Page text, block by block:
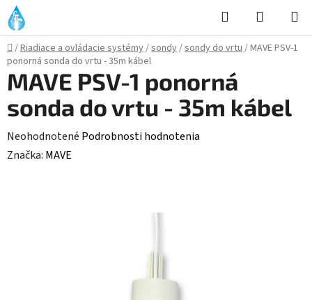
Prejsť
na
obsah
Hľadať
KOŠÍK
Domov
/Riadiace a ovládacie systémy/sondy/sondy do vrtu/MAVE PSV-1
ponorná sonda do vrtu - 35m kábel
MAVE PSV-1 ponorná
sonda do vrtu - 35m kábel
Priemerné
hodnotenie
Neohodnotené Podrobnosti hodnotenia
Značka: MAVE